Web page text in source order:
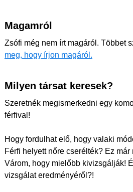
Magamról
Zsófi még nem írt magáról. Többet
meg, hogy írjon magáról.
Milyen társat keresek?
Szeretnék megismerkedni egy
férfival!
Hogy fordulhat elő, hogy valaki
Férfi helyett nőre cserélték? Ez
Várom, hogy mielőbb kivizsgálják!
vizsgálat eredményéről?!